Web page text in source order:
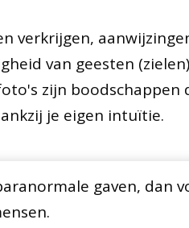
verkrijgen,
van geesten
zijn
je eigen intuïtie.
gaven, dan